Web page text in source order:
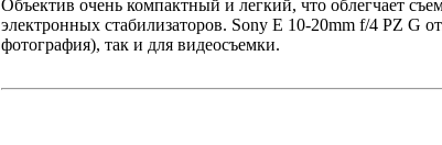
Объектив очень компактный и легкий, что облегчает
электронных стабилизаторов. Sony E 10-20mm f/4 PZ G
фотография), так и для видеосъемки.